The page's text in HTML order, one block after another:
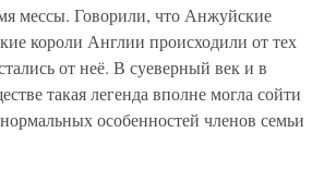
мессы. Говорили, что Анжуйские
короли Англии происходили от тех
от неё. В суеверный век и в
такая легенда вполне могла сойти
особенностей членов семьи